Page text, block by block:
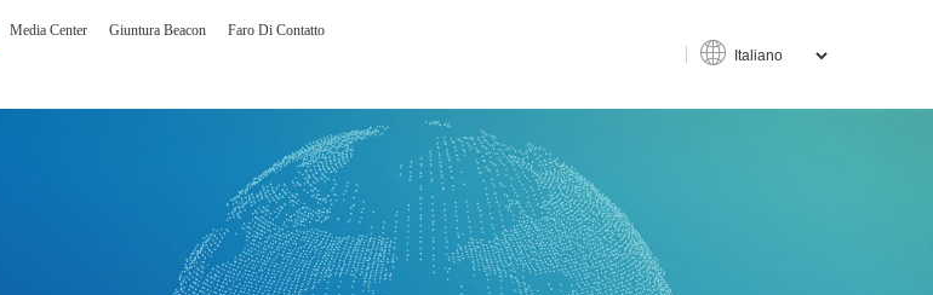
Media Center Giuntura Beacon Faro Di Contatto